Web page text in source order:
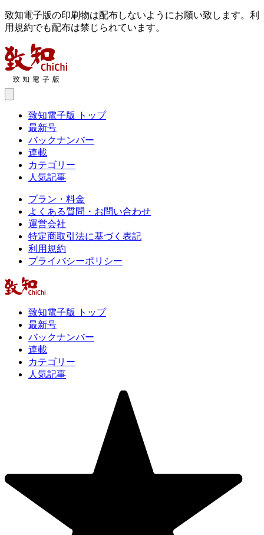
致知電子版の印刷物は配布しないようにお願い致します。利
用規約でも配布は禁じられています。
致知電子版 トップ
最新号
バックナンバー
連載
カテゴリー
人気記事
プラン・料金
よくある質問・お問い合わせ
運営会社
特定商取引法に基づく表記
利用規約
プライバシーポリシー
致知電子版 トップ
最新号
バックナンバー
連載
カテゴリー
人気記事